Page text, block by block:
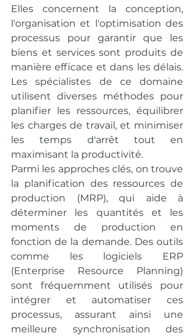
Elles concernent la conception,
l'organisation et l'optimisation des
processus pour garantir que les
biens et services sont produits de
manière efficace et dans les délais.
Les spécialistes de ce domaine
utilisent diverses méthodes pour
planifier les ressources, équilibrer
les charges de travail, et minimiser
les temps d'arrêt tout en
maximisant la productivité.
Parmi les approches clés, on trouve
la planification des ressources de
production (MRP), qui aide à
déterminer les quantités et les
moments de production en
fonction de la demande. Des outils
comme les logiciels ERP
(Enterprise Resource Planning)
sont fréquemment utilisés pour
intégrer et automatiser ces
processus, assurant ainsi une
meilleure synchronisation des